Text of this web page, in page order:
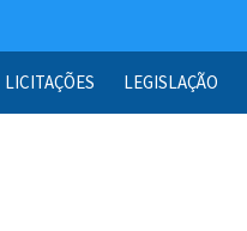
LICITAÇÕES LEGISLAÇÃO